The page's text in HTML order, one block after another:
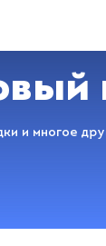
и многое